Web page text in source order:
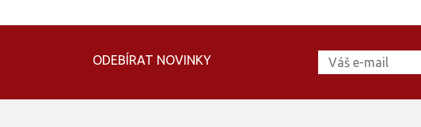
ODEBÍRAT NOVINKY